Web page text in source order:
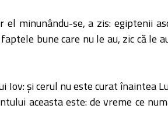
minunându-se, a zis: egiptenii
bune care nu le au, zic că le
şi cerul nu este curat înaintea
aceasta este: de vreme ce